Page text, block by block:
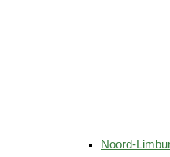
Noord-